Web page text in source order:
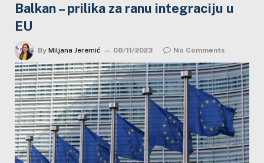
Balkan – prilika za ranu integraciju u
EU
By Miljana Jeremić 08/11/2023 No Comments